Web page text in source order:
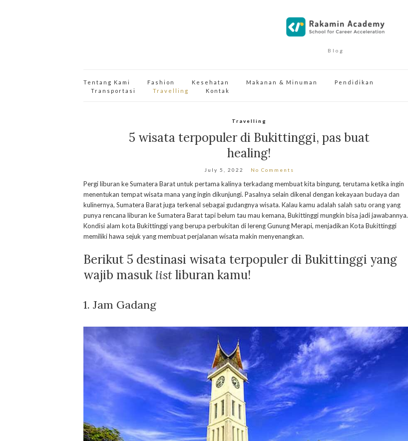
Blog
Tentang Kami Fashion Kesehatan Makanan & Minuman
Pendidikan
Transportasi
Travelling Kontak
Travelling
5 wisata terpopuler di Bukittinggi, pas buat
healing!
July 5, 2022 No Comments
Pergi liburan ke Sumatera Barat untuk pertama kalinya terkadang membuat kita bingung, terutama ketika ingin
menentukan tempat wisata mana yang ingin dikunjungi. Pasalnya selain dikenal dengan kekayaan budaya dan
kulinernya, Sumatera Barat juga terkenal sebagai gudangnya wisata. Kalau kamu adalah salah satu orang yang
punya rencana liburan ke Sumatera Barat tapi belum tau mau kemana, Bukittinggi mungkin bisa jadi jawabannya.
Kondisi alam kota Bukittinggi yang berupa perbukitan di lereng Gunung Merapi, menjadikan Kota Bukittinggi
memiliki hawa sejuk yang membuat perjalanan wisata makin menyenangkan.
Berikut 5 destinasi wisata terpopuler di Bukittinggi yang
wajib masuklistliburan kamu!
1. Jam Gadang